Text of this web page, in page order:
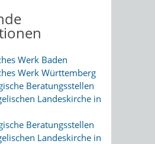
Werk Baden
Werk Württemberg
Beratungsstellen
Landeskirche in
Beratungsstellen
Landeskirche in